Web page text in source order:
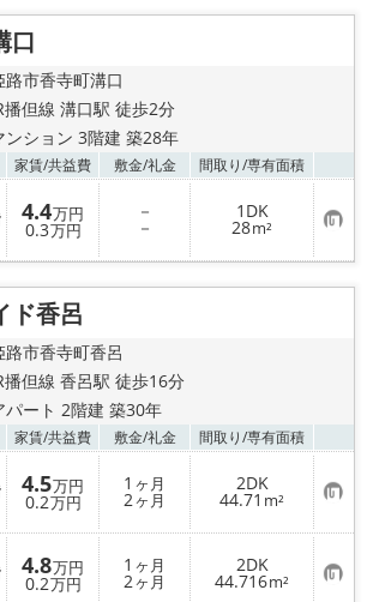
り
口
路市香寺町溝口
播但線 溝口駅 徒歩2分
ンション 3階建 築28年
家賃/共益費 敷金/礼金 間取り/専有面積
4.4万円
0.3万円
－
－
1DK
28m² お
気
に
り
ド香呂
路市香寺町香呂
播但線 香呂駅 徒歩16分
パート 2階建 築30年
家賃/共益費 敷金/礼金 間取り/専有面積
4.5万円
0.2万円
1 ヶ月
2ヶ月
2DK
44.71 m² お
気
に
入
り
登
4.8万円
0.2万円
1 ヶ月
2ヶ月
2DK
44.716m² お
気